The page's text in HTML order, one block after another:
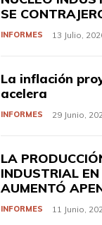
SE
INFORMES 13 Julio,
La inflación
acelera
INFORMES 29 Junio,
LA
INDUSTRIAL
AUMENTÓ
INFORMES 11 Junio,